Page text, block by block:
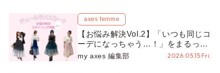
axes femme
【お悩み解決Vol.2】「いつも同じコ
ーデになっちゃう…！」をまるっと
解決♡大人・カジュアル・カッコい
my axes 編集部 2026.05.15 Fri.